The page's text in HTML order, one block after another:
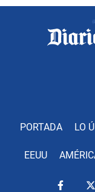
PORTADA LO
EEUU